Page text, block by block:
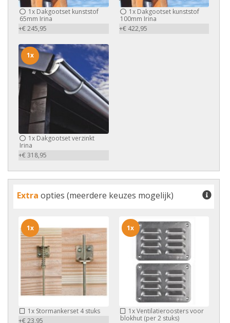
1x Dakgootset kunststof
65mm Irina
+€ 245,95
1xDakgootset kunststof
100mm Irina
+€ 422,95
1x Dakgootset verzinkt
Irina
+€ 318,95
1x
Extra opties (meerdere keuzes mogelijk)
1x Stormankerset 4 stuks
+€ 23,95
1x
1xVentilatieroosters voor
blokhut (per 2 stuks)
1x